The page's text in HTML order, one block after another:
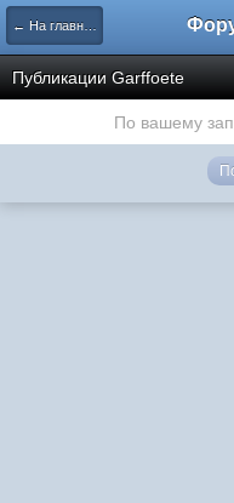
← На главную
Публикации Garffoete
По вашему